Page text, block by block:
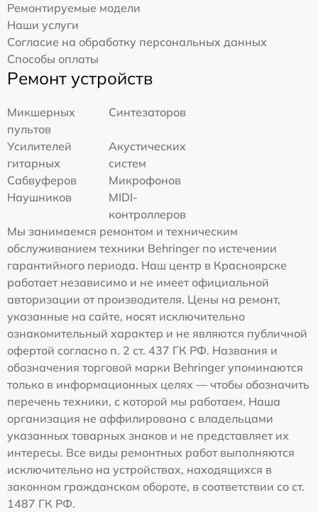
Ремонтируемые модели
Наши услуги
Согласие на обработку персональных данных
Способы оплаты
Ремонт устройств
Микшерных
пультов
Синтезаторов
Усилителей
гитарных
Акустических
систем
Сабвуферов
Микрофонов
Наушников
MIDI-
контроллеров
Мы занимаемся ремонтом и техническим
обслуживанием техники Behringer по истечении
гарантийного периода. Наш центр в Красноярске
работает независимо и не имеет официальной
авторизации от производителя. Цены на ремонт,
указанные на сайте, носят исключительно
ознакомительный характер и не являются публичной
офертой согласно п. 2 ст. 437 ГК РФ. Названия и
обозначения торговой марки Behringer упоминаются
только в информационных целях — чтобы обозначить
перечень техники, с которой мы работаем. Наша
организация не аффилирована с владельцами
указанных товарных знаков и не представляет их
интересы. Все виды ремонтных работ выполняются
исключительно на устройствах, находящихся в
законном гражданском обороте, в соответствии со ст.
1487 ГК РФ.